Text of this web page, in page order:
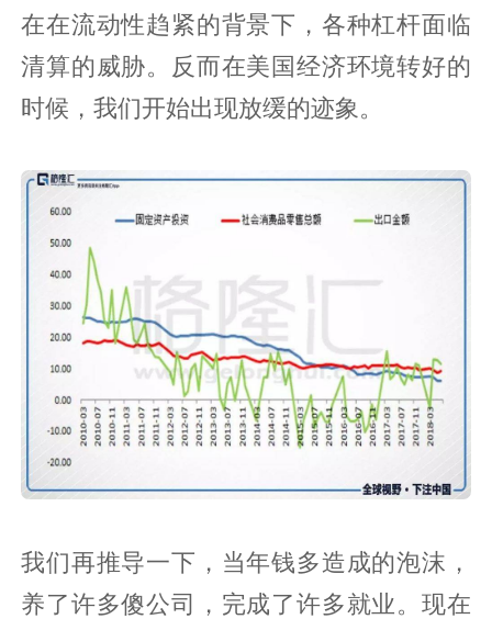
在在流动性趋紧的背景下，各种杠杆面临
清算的威胁。反而在美国经济环境转好的
时候，我们开始出现放缓的迹象。
我们再推导一下，当年钱多造成的泡沫，
养了许多傻公司，完成了许多就业。现在